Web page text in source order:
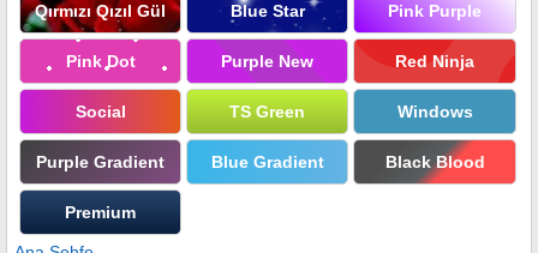
Qırmızı Qızıl Gül Blue Star Pink Purple
Pink Dot Purple New Red Ninja
Social TS Green Windows
Purple Gradient Blue Gradient Black Blood
Premium